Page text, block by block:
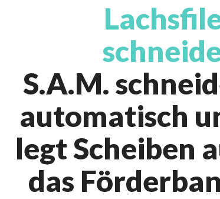
S.A.M.
automatisch
legt Scheiben
das